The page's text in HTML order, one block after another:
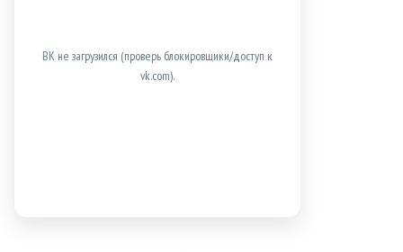
ВК не загрузился (проверь блокировщики/доступ к
vk.com).